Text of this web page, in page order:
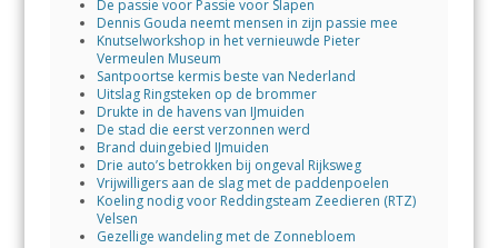
De passie voor Passie voor Slapen
Dennis Gouda neemt mensen in zijn passie mee
Knutselworkshop in het vernieuwde Pieter
Vermeulen Museum
Santpoortse kermis beste van Nederland
Uitslag Ringsteken op de brommer
Drukte in de havens van IJmuiden
De stad die eerst verzonnen werd
Brand duingebied IJmuiden
Drie auto’s betrokken bij ongeval Rijksweg
Vrijwilligers aan de slag met de paddenpoelen
Koeling nodig voor Reddingsteam Zeedieren (RTZ)
Velsen
Gezellige wandeling met de Zonnebloem